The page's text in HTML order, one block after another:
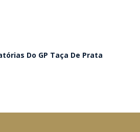
Do GP Taça De Prata